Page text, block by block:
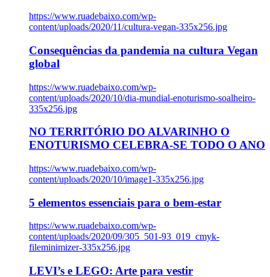
https://www.ruadebaixo.com/wp-
content/uploads/2020/11/cultura-vegan-335x256.jpg
Consequências da pandemia na cultura Vegan
global
https://www.ruadebaixo.com/wp-
content/uploads/2020/10/dia-mundial-enoturismo-soalheiro-
335x256.jpg
NO TERRITÓRIO DO ALVARINHO O
ENOTURISMO CELEBRA-SE TODO O ANO
https://www.ruadebaixo.com/wp-
content/uploads/2020/10/image1-335x256.jpg
5 elementos essenciais para o bem-estar
https://www.ruadebaixo.com/wp-
content/uploads/2020/09/305_501-93_019_cmyk-
fileminimizer-335x256.jpg
LEVI’s e LEGO: Arte para vestir